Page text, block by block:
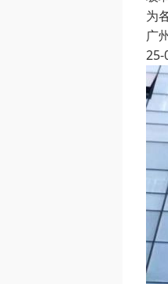
为
广
25-